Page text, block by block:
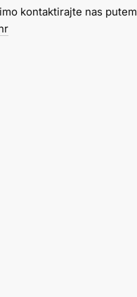
kontaktirajte nas putem